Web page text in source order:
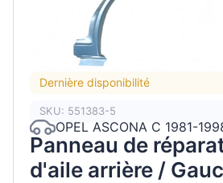
Dernière disponibilité
SKU: 551383-5
OPEL ASCONA C 1981-
Panneau de
d'aile arrière /